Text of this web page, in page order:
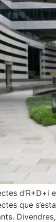
d’R+D+i
que